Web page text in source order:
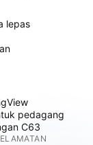
lepas
pedagang
C63